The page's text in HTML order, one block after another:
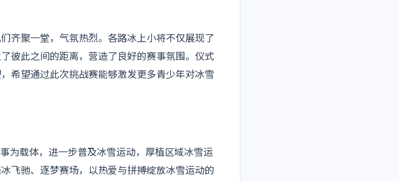
齐聚一堂，气氛热烈。各路冰上小将不仅展现了
彼此之间的距离，营造了良好的赛事氛围。仪式
希望通过此次挑战赛能够激发更多青少年对冰雪
为载体，进一步普及冰雪运动，厚植区域冰雪运
飞驰、逐梦赛场，以热爱与拼搏绽放冰雪运动的